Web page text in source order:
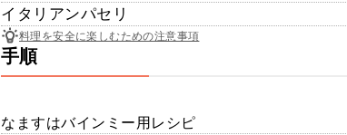
イタリアンパセリ
料理を安全に楽しむための注意事項
手順
なますはバインミー用レシピ